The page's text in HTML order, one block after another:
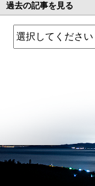
過去の記事を見る